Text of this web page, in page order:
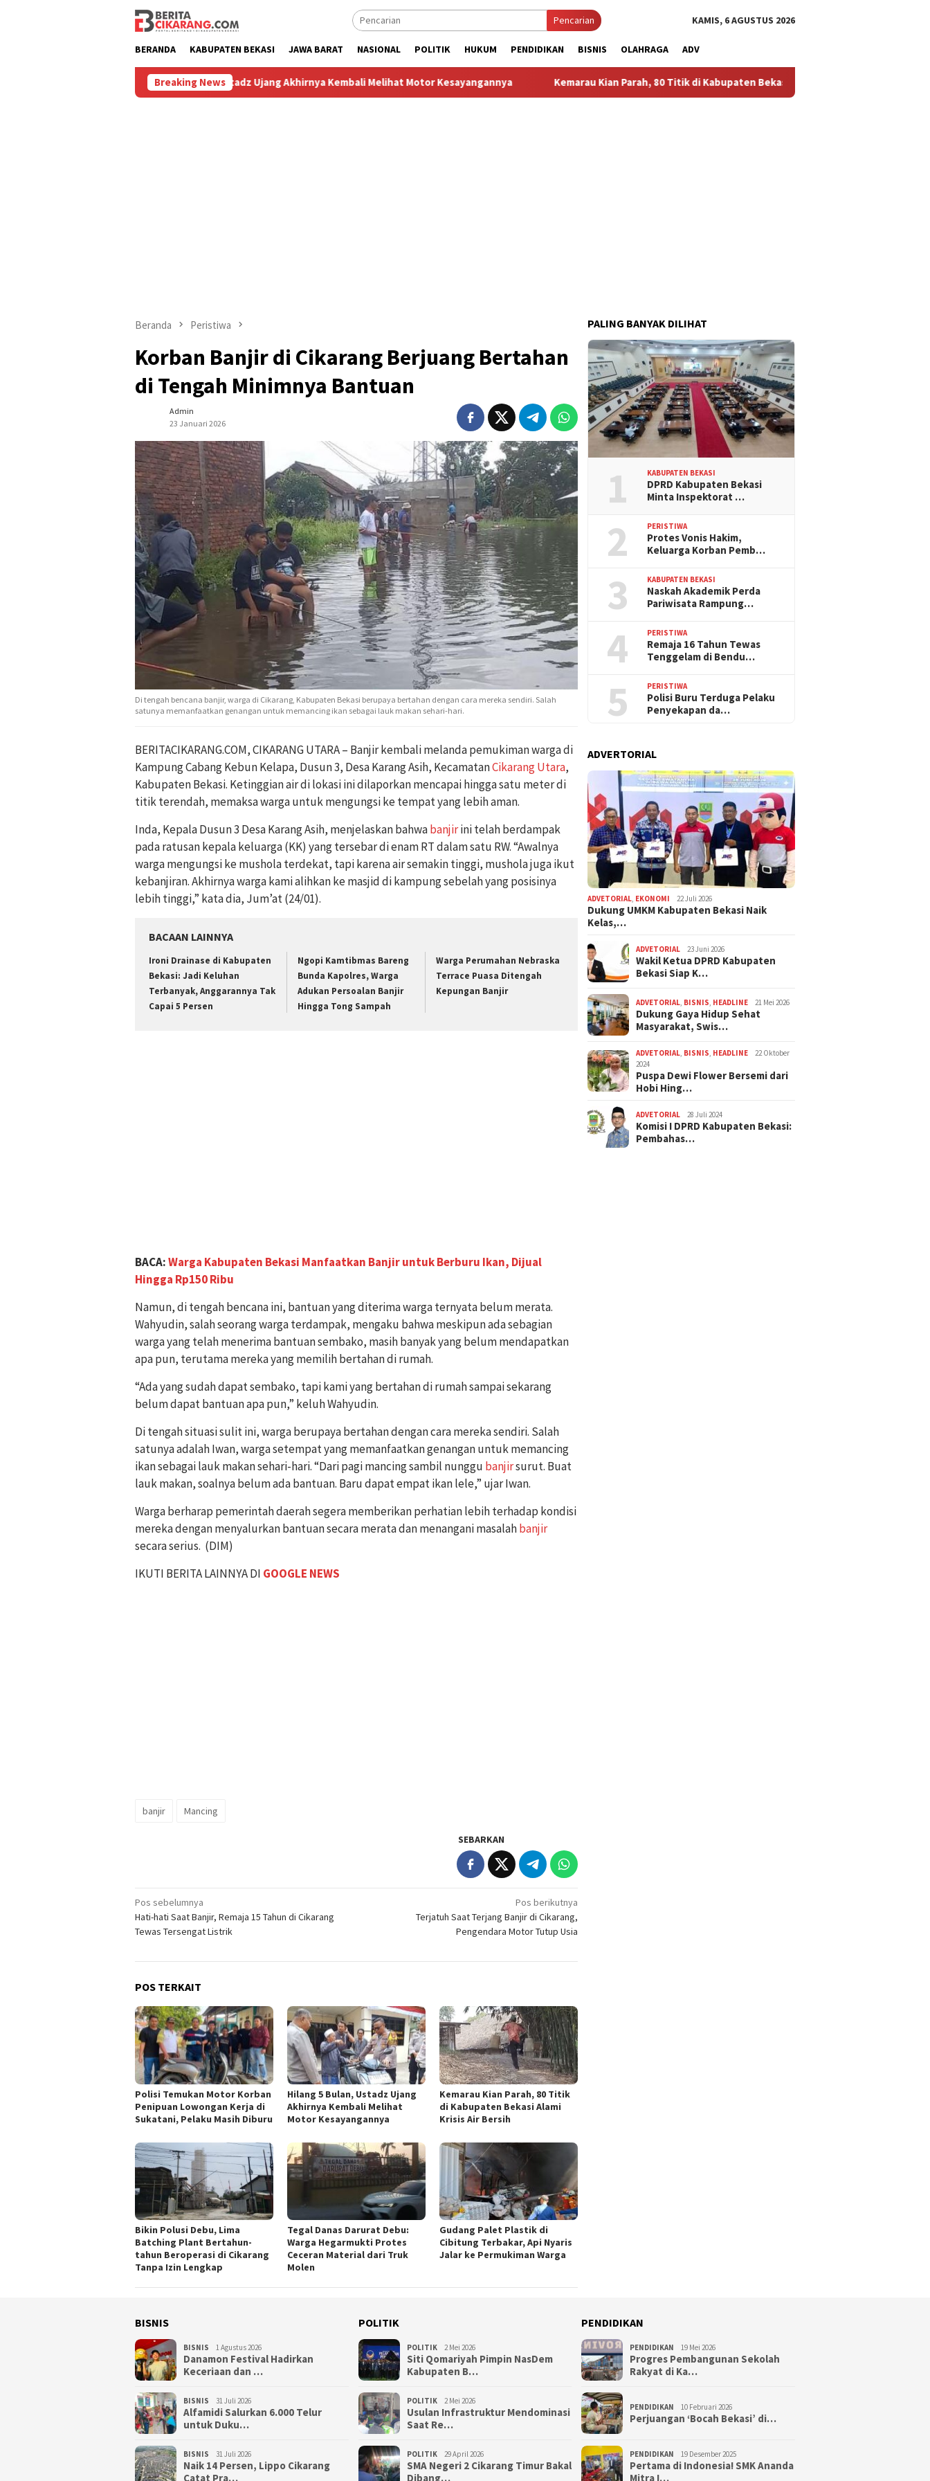
Pencarian KAMIS, 6 AGUSTUS 2026
BERANDA KABUPATEN BEKASI JAWA BARAT NASIONAL POLITIK HUKUM PENDIDIKAN BISNIS OLAHRAGA ADV
Breaking News
Hilang 5 Bulan, Ustadz Ujang Akhirnya Kembali Melihat Motor Kesayangannya Kemarau Kian Parah, 80 Titik di Kabupaten Bekasi Alami Krisis Air Bersih
Beranda Peristiwa
Korban Banjir di Cikarang Berjuang Bertahan
di Tengah Minimnya Bantuan
Admin
23 Januari 2026
Di tengah bencana banjir, warga di Cikarang, Kabupaten Bekasi berupaya bertahan dengan cara mereka sendiri. Salah
satunya memanfaatkan genangan untuk memancing ikan sebagai lauk makan sehari-hari.
BERITACIKARANG.COM, CIKARANG UTARA – Banjir kembali melanda pemukiman warga di
Kampung Cabang Kebun Kelapa, Dusun 3, Desa Karang Asih, KecamatanCikarang Utara,
Kabupaten Bekasi. Ketinggian air di lokasi ini dilaporkan mencapai hingga satu meter di
titik terendah, memaksa warga untuk mengungsi ke tempat yang lebih aman.
Inda, Kepala Dusun 3 Desa Karang Asih, menjelaskan bahwabanjirini telah berdampak
pada ratusan kepala keluarga (KK) yang tersebar di enam RT dalam satu RW. “Awalnya
warga mengungsi ke mushola terdekat, tapi karena air semakin tinggi, mushola juga ikut
kebanjiran. Akhirnya warga kami alihkan ke masjid di kampung sebelah yang posisinya
lebih tinggi,” kata dia, Jum’at (24/01).
BACAAN LAINNYA
Ironi Drainase di Kabupaten
Bekasi: Jadi Keluhan
Terbanyak, Anggarannya Tak
Capai 5 Persen
Ngopi Kamtibmas Bareng
Bunda Kapolres, Warga
Adukan Persoalan Banjir
Hingga Tong Sampah
Warga Perumahan Nebraska
Terrace Puasa Ditengah
Kepungan Banjir
BACA:Warga Kabupaten Bekasi Manfaatkan Banjir untuk Berburu Ikan, Dijual
Hingga Rp150 Ribu
Namun, di tengah bencana ini, bantuan yang diterima warga ternyata belum merata.
Wahyudin, salah seorang warga terdampak, mengaku bahwa meskipun ada sebagian
warga yang telah menerima bantuan sembako, masih banyak yang belum mendapatkan
apa pun, terutama mereka yang memilih bertahan di rumah.
“Ada yang sudah dapat sembako, tapi kami yang bertahan di rumah sampai sekarang
belum dapat bantuan apa pun,” keluh Wahyudin.
Di tengah situasi sulit ini, warga berupaya bertahan dengan cara mereka sendiri. Salah
satunya adalah Iwan, warga setempat yang memanfaatkan genangan untuk memancing
ikan sebagai lauk makan sehari-hari. “Dari pagi mancing sambil nunggu banjirsurut. Buat
lauk makan, soalnya belum ada bantuan. Baru dapat empat ikan lele,” ujar Iwan.
Warga berharap pemerintah daerah segera memberikan perhatian lebih terhadap kondisi
mereka dengan menyalurkan bantuan secara merata dan menangani masalahbanjir
secara serius. (DIM)
IKUTI BERITA LAINNYA DI GOOGLE NEWS
banjir Mancing
SEBARKAN
Navigasi
pos
Pos sebelumnya
Hati-hati Saat Banjir, Remaja 15 Tahun di Cikarang
Tewas Tersengat Listrik
Pos berikutnya
Terjatuh Saat Terjang Banjir di Cikarang,
Pengendara Motor Tutup Usia
POS TERKAIT
Polisi Temukan Motor Korban
Penipuan Lowongan Kerja di
Sukatani, Pelaku Masih Diburu
Hilang 5 Bulan, Ustadz Ujang
Akhirnya Kembali Melihat
Motor Kesayangannya
Kemarau Kian Parah, 80 Titik
di Kabupaten Bekasi Alami
Krisis Air Bersih
Bikin Polusi Debu, Lima
Batching Plant Bertahun-
tahun Beroperasi di Cikarang
Tanpa Izin Lengkap
Tegal Danas Darurat Debu:
Warga Hegarmukti Protes
Ceceran Material dari Truk
Molen
Gudang Palet Plastik di
Cibitung Terbakar, Api Nyaris
Jalar ke Permukiman Warga
PALING BANYAK DILIHAT
1 KABUPATEN BEKASI
DPRD Kabupaten Bekasi
Minta Inspektorat …
2 PERISTIWA
Protes Vonis Hakim,
Keluarga Korban Pemb…
3 KABUPATEN BEKASI
Naskah Akademik Perda
Pariwisata Rampung…
4 PERISTIWA
Remaja 16 Tahun Tewas
Tenggelam di Bendu…
5 PERISTIWA
Polisi Buru Terduga Pelaku
Penyekapan da…
ADVERTORIAL
ADVETORIAL EKONOMI 22 Juli 2026
Dukung UMKM Kabupaten Bekasi Naik
Kelas,…
ADVETORIAL 23 Juni 2026
Wakil Ketua DPRD Kabupaten
Bekasi Siap K…
ADVETORIAL BISNIS HEADLINE 21 Mei 2026
Dukung Gaya Hidup Sehat
Masyarakat, Swis…
ADVETORIAL BISNIS HEADLINE
22 Oktober
2024
Puspa Dewi Flower Bersemi dari
Hobi Hing…
ADVETORIAL 28 Juli 2024
Komisi I DPRD Kabupaten Bekasi:
Pembahas…
BISNIS
BISNIS 1 Agustus 2026
Danamon Festival Hadirkan
Keceriaan dan …
BISNIS 31 Juli 2026
Alfamidi Salurkan 6.000 Telur
untuk Duku…
BISNIS 31 Juli 2026
Naik 14 Persen, Lippo Cikarang
Catat Pra…
POLITIK
POLITIK 2 Mei 2026
Siti Qomariyah Pimpin NasDem
Kabupaten B…
POLITIK 2 Mei 2026
Usulan Infrastruktur Mendominasi
Saat Re…
POLITIK 29 April 2026
SMA Negeri 2 Cikarang Timur Bakal
Dibang…
PENDIDIKAN
PENDIDIKAN 19 Mei 2026
Progres Pembangunan Sekolah
Rakyat di Ka…
PENDIDIKAN 10 Februari 2026
Perjuangan ‘Bocah Bekasi’ di…
PENDIDIKAN 19 Desember 2025
Pertama di Indonesia! SMK Ananda
Mitra I…